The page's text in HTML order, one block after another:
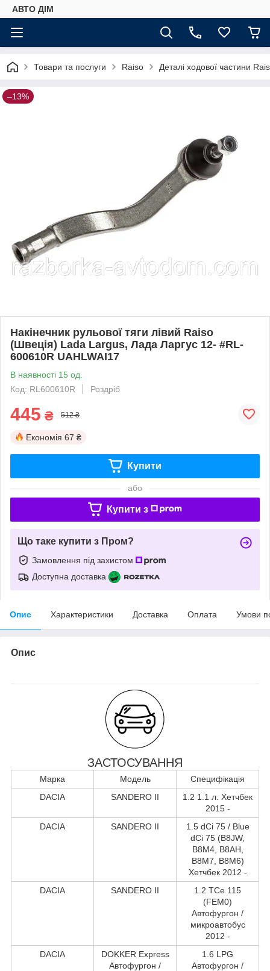
АВТО ДIМ
Товари та послуги Raiso Деталі ходової частини
–13%
Накінечник рульової тяги лівий Raiso
(Швеція) Lada Largus, Лада Ларгус 12- #RL-
600610R UAHLWAI17
В наявності 15 од.
Код: RL600610R
Роздріб
445 ₴ 512 ₴
Економія 67 ₴
Купити
або
Купити з
Що таке купити з Пром?
Замовлення під захистом
Доступна доставка
Опис Характеристики Доставка Оплата Умови
Опис
ЗАСТОСУВАННЯ
Марка Модель
Специфікація
DACIA
SANDERO II
1.2 1.1 л. Хетчбек
2015 -
DACIA
SANDERO II
1.5 dCi 75 / Blue
dCi 75 (B8JW,
B8M4, B8AH,
B8M7, B8M6)
Хетчбек 2012 -
DACIA
SANDERO II
1.2 TCe 115
(FEM0)
Автофургон /
микроавтобус
2012 -
DACIA
DOKKER Express
Автофургон /
1.6 LPG
Автофургон /